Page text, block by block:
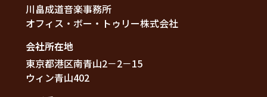
川畠成道音楽事務所
オフィス・ボー・トゥリー株式会社
会社所在地
東京都港区南青山2－2－15
ウィン青山402